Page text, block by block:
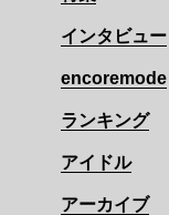
インタビュー
encoremode
ランキング
アイドル
アーカイブ